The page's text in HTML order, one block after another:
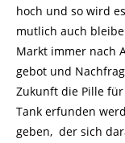
hoch und so wird
mutlich auch
Markt immer nach
gebot und
Zukunft die Pille
Tank erfunden
geben, der sich